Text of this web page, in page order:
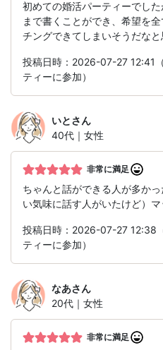
初めての婚活パーティーでし
まで書くことができ、希望を
チングできてしまいそうだなと
投稿日時：2026-07-27 12:41
ティーに参加）
いとさん
40代｜女性
非常に満足
ちゃんと話ができる人が多か
い気味に話す人がいたけど）
投稿日時：2026-07-27 12:38
ティーに参加）
なあさん
20代｜女性
非常に満足